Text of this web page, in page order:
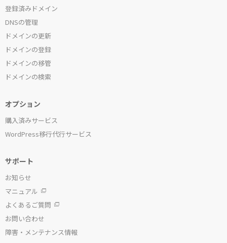
登録済みドメイン
DNSの管理
ドメインの更新
ドメインの登録
ドメインの移管
ドメインの検索
オプション
購入済みサービス
WordPress移行代行サービス
サポート
お知らせ
マニュアル
よくあるご質問
お問い合わせ
障害・メンテナンス情報